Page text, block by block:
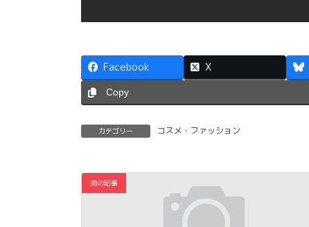
Facebook X
Copy
カテゴリー コスメ・ファッション
前の記事